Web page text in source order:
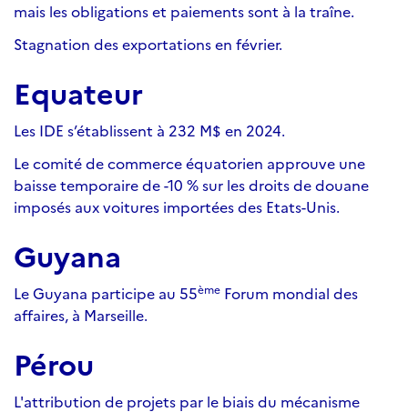
mais les obligations et paiements sont à la traîne.
Stagnation des exportations en février.
Equateur
Les IDE s’établissent à 232 M$ en 2024.
Le comité de commerce équatorien approuve une
baisse temporaire de -10 % sur les droits de douane
imposés aux voitures importées des Etats-Unis.
Guyana
Le Guyana participe au 55ème Forum mondial des
affaires, à Marseille.
Pérou
L'attribution de projets par le biais du mécanisme